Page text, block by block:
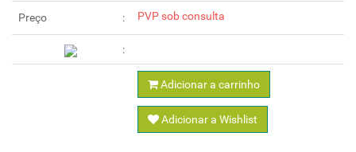
Preço PVP sob consulta
Adicionar a carrinho
Adicionar a Wishlist